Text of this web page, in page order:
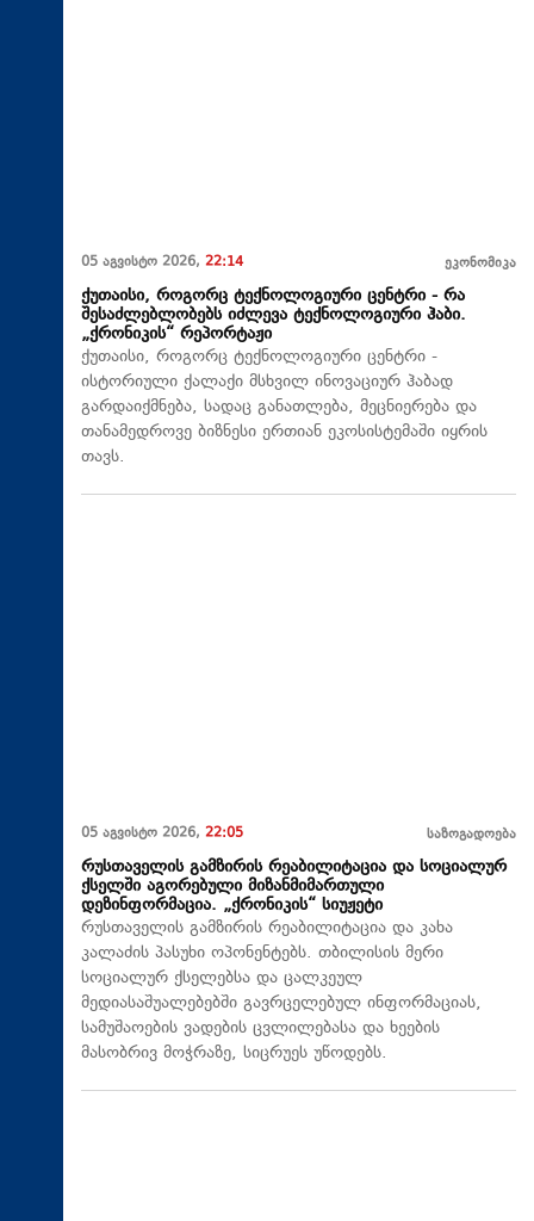
05 აგვისტო 2026, 22:14 ეკონომიკა
ქუთაისი, როგორც ტექნოლოგიური ცენტრი - რა
შესაძლებლობებს იძლევა ტექნოლოგიური ჰაბი.
„ქრონიკის“ რეპორტაჟი
ქუთაისი, როგორც ტექნოლოგიური ცენტრი -
ისტორიული ქალაქი მსხვილ ინოვაციურ ჰაბად
გარდაიქმნება, სადაც განათლება, მეცნიერება და
თანამედროვე ბიზნესი ერთიან ეკოსისტემაში იყრის
თავს.
05 აგვისტო 2026, 22:05 საზოგადოება
რუსთაველის გამზირის რეაბილიტაცია და სოციალურ
ქსელში აგორებული მიზანმიმართული
დეზინფორმაცია. „ქრონიკის“ სიუჟეტი
რუსთაველის გამზირის რეაბილიტაცია და კახა
კალაძის პასუხი ოპონენტებს. თბილისის მერი
სოციალურ ქსელებსა და ცალკეულ
მედიასაშუალებებში გავრცელებულ ინფორმაციას,
სამუშაოების ვადების ცვლილებასა და ხეების
მასობრივ მოჭრაზე, სიცრუეს უწოდებს.